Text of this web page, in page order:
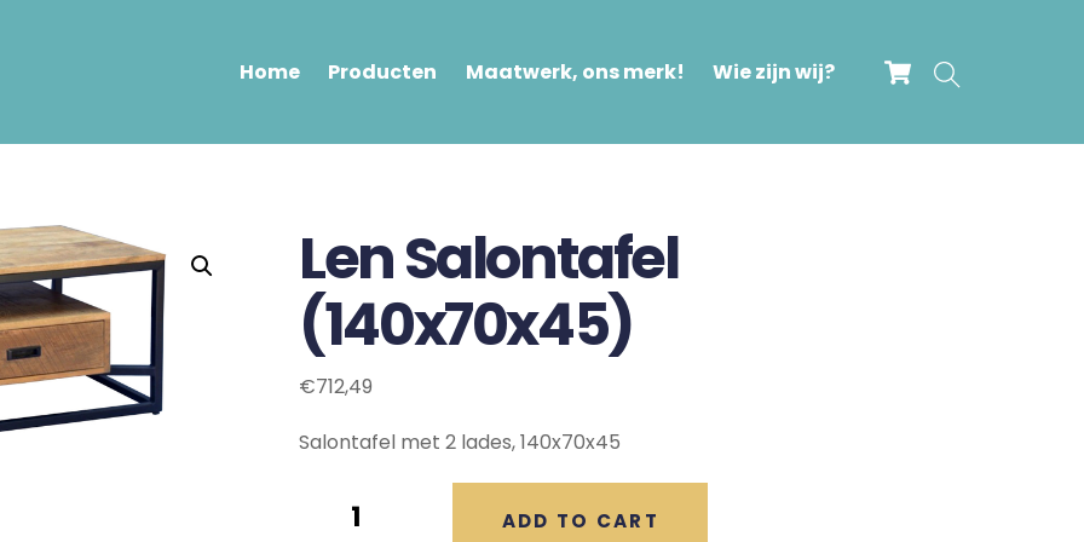
Cart
Home Producten Maatwerk, ons merk! Wie zijn wij?
Len Salontafel
(140x70x45)
€712,49
Salontafel met 2 lades, 140x70x45
Salontafel
ADD TO CART